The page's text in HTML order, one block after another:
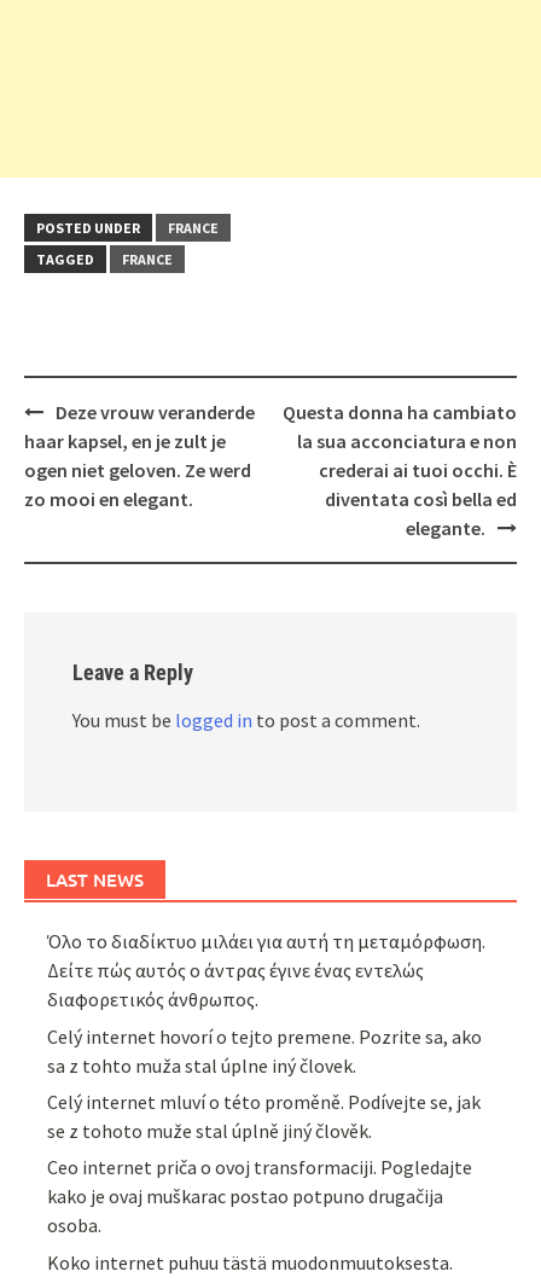
POSTED UNDER
FRANCE
TAGGED
FRANCE
Post
navigation
Deze vrouw veranderde
haar kapsel, en je zult je
ogen niet geloven. Ze werd
zo mooi en elegant.
Questa donna ha cambiato
la sua acconciatura e non
crederai ai tuoi occhi. È
diventata così bella ed
elegante.
Leave a Reply
You must be logged in to post a comment.
LAST NEWS
Όλο το διαδίκτυο μιλάει για αυτή τη μεταμόρφωση.
Δείτε πώς αυτός ο άντρας έγινε ένας εντελώς
διαφορετικός άνθρωπος.
Celý internet hovorí o tejto premene. Pozrite sa, ako
sa z tohto muža stal úplne iný človek.
Celý internet mluví o této proměně. Podívejte se, jak
se z tohoto muže stal úplně jiný člověk.
Ceo internet priča o ovoj transformaciji. Pogledajte
kako je ovaj muškarac postao potpuno drugačija
osoba.
Koko internet puhuu tästä muodonmuutoksesta.